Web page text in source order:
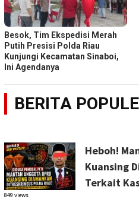
Besok, Tim Ekspedisi Merah
Putih Presisi Polda Riau
Kunjungi Kecamatan Sinaboi,
Ini Agendanya
BERITA
Heboh!
Kuansing
Terkait
849 views